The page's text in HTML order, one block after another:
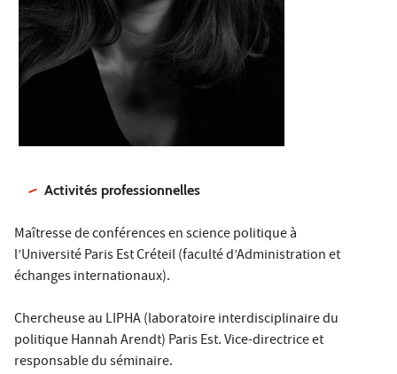
Activités professionnelles
Maîtresse de conférences en science politique à
l’Université Paris Est Créteil (faculté d’Administration et
échanges internationaux).
Chercheuse au LIPHA (laboratoire interdisciplinaire du
politique Hannah Arendt) Paris Est. Vice-directrice et
responsable du séminaire.